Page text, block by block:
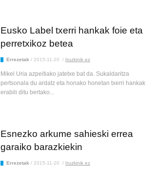
Eusko Label txerri hankak foie eta
perretxikoz betea
Errezetak / 2015-11-20 / Iruzkinik ez
Mikel Uria azpeitiako jatetxe bat da. Sukaldaritza
pertsonala du ardatz eta honako honetan txerri hankak
erabili ditu bertako...
Esnezko arkume sahieski errea
garaiko barazkiekin
Errezetak / 2015-11-20 / Iruzkinik ez